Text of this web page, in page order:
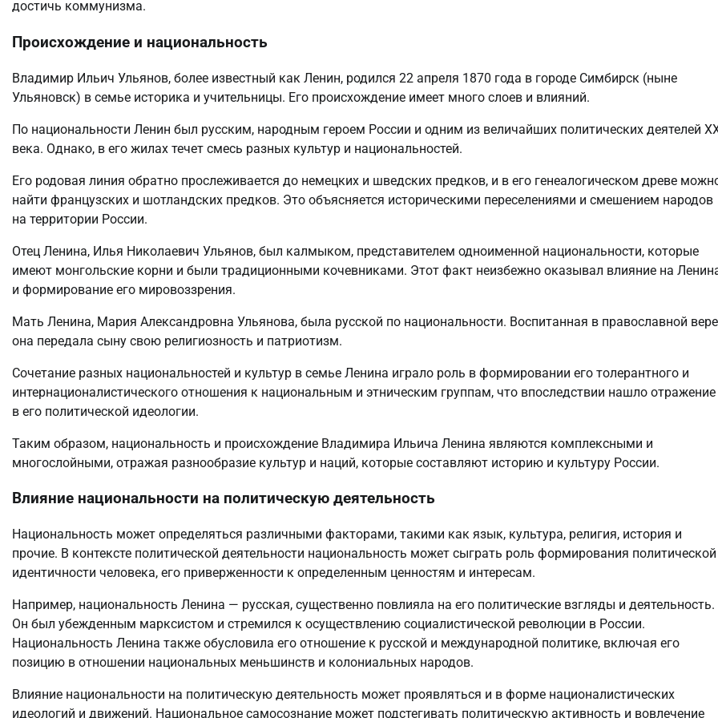
достичь коммунизма.
Происхождение и национальность
Владимир Ильич Ульянов, более известный как Ленин, родился 22 апреля 1870 года в городе Симбирск (ныне
Ульяновск) в семье историка и учительницы. Его происхождение имеет много слоев и влияний.
По национальности Ленин был русским, народным героем России и одним из величайших политических деятелей
века. Однако, в его жилах течет смесь разных культур и национальностей.
Его родовая линия обратно прослеживается до немецких и шведских предков, и в его генеалогическом древе
найти французских и шотландских предков. Это объясняется историческими переселениями и смешением народов
на территории России.
Отец Ленина, Илья Николаевич Ульянов, был калмыком, представителем одноименной национальности, которые
имеют монгольские корни и были традиционными кочевниками. Этот факт неизбежно оказывал влияние на
и формирование его мировоззрения.
Мать Ленина, Мария Александровна Ульянова, была русской по национальности. Воспитанная в православной
она передала сыну свою религиозность и патриотизм.
Сочетание разных национальностей и культур в семье Ленина играло роль в формировании его толерантного и
интернационалистического отношения к национальным и этническим группам, что впоследствии нашло отражение
в его политической идеологии.
Таким образом, национальность и происхождение Владимира Ильича Ленина являются комплексными и
многослойными, отражая разнообразие культур и наций, которые составляют историю и культуру России.
Влияние национальности на политическую деятельность
Национальность может определяться различными факторами, такими как язык, культура, религия, история и
прочие. В контексте политической деятельности национальность может сыграть роль формирования политической
идентичности человека, его приверженности к определенным ценностям и интересам.
Например, национальность Ленина — русская, существенно повлияла на его политические взгляды и деятельность.
Он был убежденным марксистом и стремился к осуществлению социалистической революции в России.
Национальность Ленина также обусловила его отношение к русской и международной политике, включая его
позицию в отношении национальных меньшинств и колониальных народов.
Влияние национальности на политическую деятельность может проявляться и в форме националистических
идеологий и движений. Национальное самосознание может подстегивать политическую активность и вовлечение